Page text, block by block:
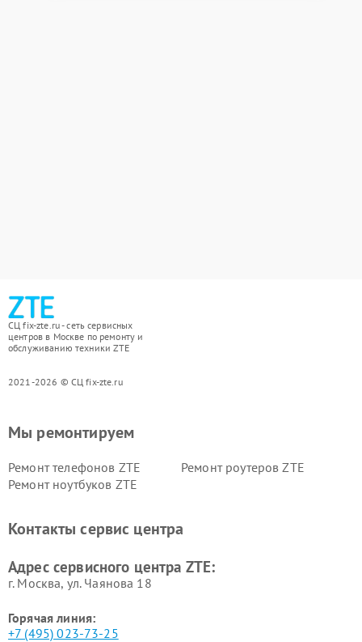
СЦ fix-zte.ru - сеть сервисных
центров в Москве по ремонту и
обслуживанию техники ZTE
2021-2026 © СЦ fix-zte.ru
Мы ремонтируем
Ремонт телефонов ZTE
Ремонт роутеров ZTE
Ремонт ноутбуков ZTE
Контакты сервис центра
Адрес сервисного центра ZTE:
г. Москва, ул. Чаянова 18
Горячая линия:
+7 (495) 023-73-25